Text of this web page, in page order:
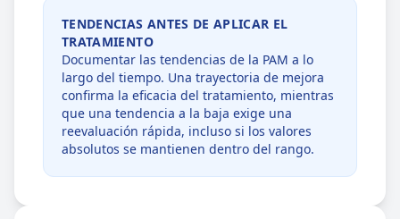
TENDENCIAS ANTES DE APLICAR EL
TRATAMIENTO
Documentar las tendencias de la PAM a lo
largo del tiempo. Una trayectoria de mejora
confirma la eficacia del tratamiento, mientras
que una tendencia a la baja exige una
reevaluación rápida, incluso si los valores
absolutos se mantienen dentro del rango.